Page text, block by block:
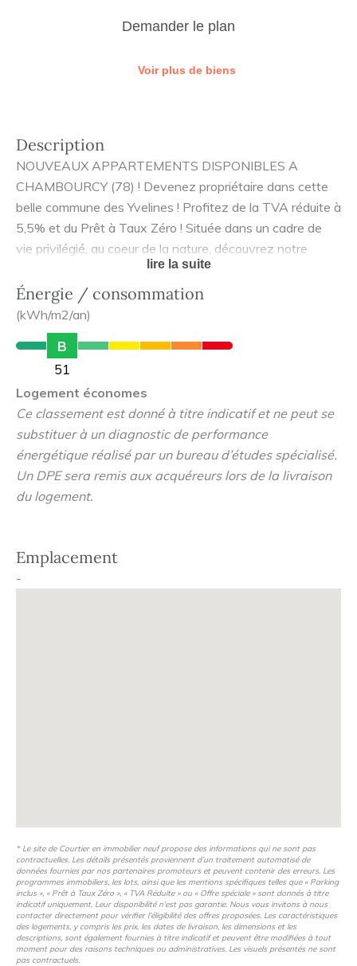
Demander le plan
Voir plus de biens
Description
NOUVEAUX APPARTEMENTS DISPONIBLES A
CHAMBOURCY (78) ! Devenez propriétaire dans cette
belle commune des Yvelines ! Profitez de la TVA réduite à
5,5% et du Prêt à Taux Zéro ! Située dans un cadre de
vie privilégié, au coeur de la nature, découvrez notre
nouvelle réalisation à l'architecture sobre et élégante !Ce
domaine arboré et sécurisé se compose d'appartements
spacieux, du 2 au 4 pièces. La plupart des appartements
sont prolongés par de beaux espaces extérieurs
permettant de profiter de moments en plein air, en toute
intimité. Pour un environnement des plus chaleureux, un
espace de convivialité est prévu. Faisant écho à la
tradition d'arboriculture de Chambourcy, les espaces
verts, soigneusement étudiés, seront plantés de diverses
essences, dont des pommiers. Cette réalisation profite
de la proximité des centres commerciaux Carrefour et
Les Vergers de la Plaine, mais aussi des infrastructures
assurant un quotidien des plus confortable. Renseignez-
vous dès à présent et profitez du meilleur choix !
lire la suite
Énergie / consommation
(kWh/m2/an)
B
51
Logement économes
Ce classement est donné à titre indicatif et ne peut se
substituer à un diagnostic de performance
énergétique réalisé par un bureau d’études spécialisé.
Un DPE sera remis aux acquéreurs lors de la livraison
du logement.
Emplacement
-
* Le site de Courtier en immobilier neuf propose des informations qui ne sont pas
contractuelles. Les détails présentés proviennent d’un traitement automatisé de
données fournies par nos partenaires promoteurs et peuvent contenir des erreurs. Les
programmes immobiliers, les lots, ainsi que les mentions spécifiques telles que « Parking
inclus », « Prêt à Taux Zéro », « TVA Réduite » ou « Offre spéciale » sont donnés à titre
indicatif uniquement. Leur disponibilité n’est pas garantie. Nous vous invitons à nous
contacter directement pour vérifier l’éligibilité des offres proposées. Les caractéristiques
des logements, y compris les prix, les dates de livraison, les dimensions et les
descriptions, sont également fournies à titre indicatif et peuvent être modifiées à tout
moment pour des raisons techniques ou administratives. Les visuels présentés ne sont
pas contractuels.